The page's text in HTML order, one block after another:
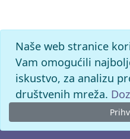
Naše web stranice
Vam omogućili
iskustvo, za analizu
društvenih mreža.
© 2026. -Leksikografski